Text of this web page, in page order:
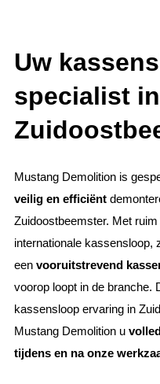
Uw
specialist in
Mustang Demolition is
veilig en efficiënt
Zuidoostbeemster. Met
internationale kassensloop,
een vooruitstrevend
voorop loopt in de branche.
kassensloop ervaring in
Mustang Demolition u
tijdens en na onze